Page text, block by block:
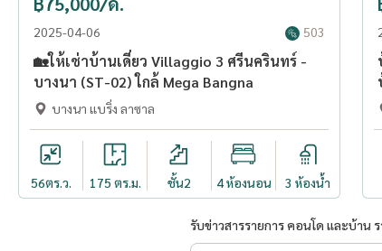
2025-04-06 503
🏡ให้เช่าบ้านเดี่ยว Villaggio 3 ศรีนครินทร์ -
บางนา (ST-02) ใกล้ Mega Bangna
บางนา แบริ่ง ลาซาล
56ตร.ว. 175 ตร.ม. ชั้น2 4 ห้องนอน 3 ห้องน้ำ
รับข่าวสารรายการ คอนโด และบ้าน